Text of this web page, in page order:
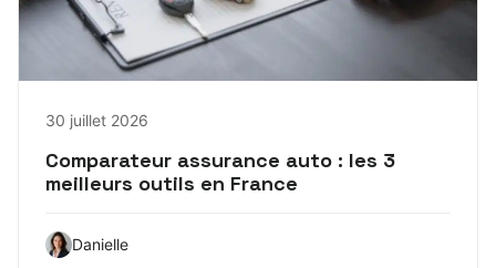
30 juillet 2026
Comparateur assurance auto : les 3
meilleurs outils en France
Danielle